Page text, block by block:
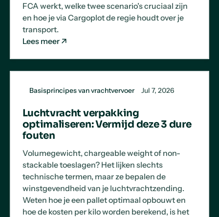
FCA werkt, welke twee scenario's cruciaal zijn
en hoe je via Cargoplot de regie houdt over je
transport.
Lees meer
Basisprincipes van vrachtvervoer Jul 7, 2026
Luchtvracht verpakking
optimaliseren: Vermijd deze 3 dure
fouten
Volumegewicht, chargeable weight of non-
stackable toeslagen? Het lijken slechts
technische termen, maar ze bepalen de
winstgevendheid van je luchtvrachtzending.
Weten hoe je een pallet optimaal opbouwt en
hoe de kosten per kilo worden berekend, is het